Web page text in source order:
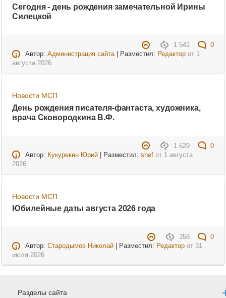
Сегодня - день рождения замечательной Ирины
Силецкой
1 541
0
Автор: Администрация сайта| Разместил: Редакторот 1
августа 2026
Новости МСП
День рождения писателя-фантаста, художника,
врача Сковородкина В.Ф.
1 629
0
Автор: Кукурекин Юрий| Разместил: shefот 1 августа
2026
Новости МСП
Юбилейные даты августа 2026 года
358
0
Автор: Стародымов Николай| Разместил: Редакторот 31
июля 2026
Разделы сайта